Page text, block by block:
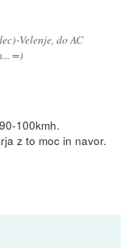
Velenje, do AC
=)
100kmh.
z to moc in navor.